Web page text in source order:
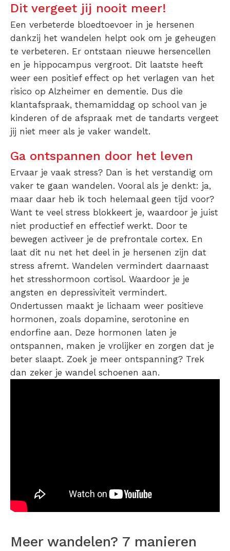
Dit vergeet jij nooit meer!
Een verbeterde bloedtoevoer in je hersenen
dankzij het wandelen helpt ook om je geheugen
te verbeteren. Er ontstaan nieuwe hersencellen
en je hippocampus vergroot. Dit laatste heeft
weer een positief effect op het verlagen van het
risico op Alzheimer en dementie. Dus die
klantafspraak, themamiddag op school van je
kinderen of de afspraak met de tandarts vergeet
jij niet meer als je vaker wandelt.
Ga ontspannen door het leven
Ervaar je vaak stress? Dan is het verstandig om
vaker te gaan wandelen. Vooral als je denkt: ja,
maar daar heb ik toch helemaal geen tijd voor?
Want te veel stress blokkeert je, waardoor je juist
niet productief en effectief werkt. Door te
bewegen activeer je de prefrontale cortex. En
laat dit nu net het deel in je hersenen zijn dat
stress afremt. Wandelen vermindert daarnaast
het stresshormoon cortisol. Waardoor je je
angsten en depressiviteit vermindert.
Ondertussen maakt je lichaam weer positieve
hormonen, zoals dopamine, serotonine en
endorfine aan. Deze hormonen laten je
ontspannen, maken je vrolijker en zorgen dat je
beter slaapt. Zoek je meer ontspanning? Trek
dan zeker je wandel schoenen aan.
Meer wandelen? 7 manieren